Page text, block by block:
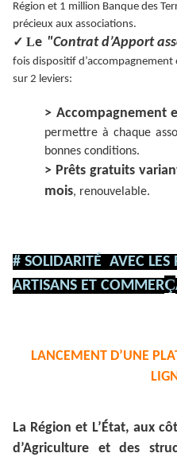
Région et 1 million Banque des
précieux aux associations.
✓ Le "Contrat d’Apport
fois dispositif
sur 2 leviers:
> Accompagnement
permettre à chaque
bonnes conditions.
> Prêts gratuits
mois, renouvelable.
# SOLIDARITÉ AVEC LES
ARTISANS ET COMMERÇ
LANCEMENT D’UNE
La Région et L’État, aux
d’Agriculture et des